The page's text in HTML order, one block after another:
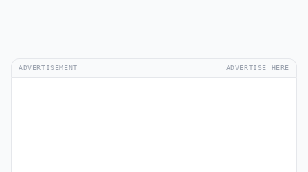
ADVERTISEMENT ADVERTISE HERE